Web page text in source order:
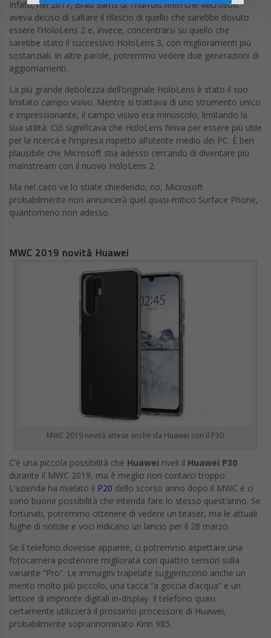
Infatti, nel 2017, Brad Sams di Thurrott riferì che Microsoft
aveva deciso di saltare il rilascio di quello che sarebbe dovuto
essere l’HoloLens 2 e, invece, concentrarsi su quello che
sarebbe stato il successivo HoloLens 3, con miglioramenti più
sostanziali. In altre parole, potremmo vedere due generazioni di
aggiornamenti.
La più grande debolezza dell’originale HoloLens è stato il suo
limitato campo visivo. Mentre si trattava di uno strumento unico
e impressionante, il campo visivo era minuscolo, limitando la
sua utilità. Ciò significava che HoloLens finiva per essere più utile
per la ricerca e l’impresa rispetto all’utente medio dei PC. È ben
plausibile che Microsoft stia adesso cercando di diventare più
mainstream con il nuovo HoloLens 2.
Ma nel caso ve lo stiate chiedendo, no, Microsoft
probabilmente non annuncerà quel quasi-mitico Surface Phone,
quantomeno non adesso.
MWC 2019 novità Huawei
MWC 2019 novità attese anche da Huawei con il P30
C’è una piccola possibilità che Huawei riveli il Huawei P30
durante il MWC 2019, ma è meglio non contarci troppo.
L’azienda ha rivelato il P20 dello scorso anno dopo il MWC e ci
sono buone possibilità che intenda fare lo stesso quest’anno. Se
fortunati, potremmo ottenere di vedere un teaser, ma le attuali
fughe di notizie e voci indicano un lancio per il 28 marzo.
Se il telefono dovesse apparire, ci potremmo aspettare una
fotocamera posteriore migliorata con quattro sensori sulla
variante “Pro”. Le immagini trapelate suggeriscono anche un
mento molto più piccolo, una tacca “a goccia d’acqua” e un
lettore di impronte digitali in-display. Il telefono quasi
certamente utilizzerà il prossimo processore di Huawei,
probabilmente soprannominato Kirin 985.